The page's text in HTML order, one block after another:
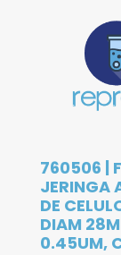
760506 |
JERINGA
DE
DIAM
0.45UM,